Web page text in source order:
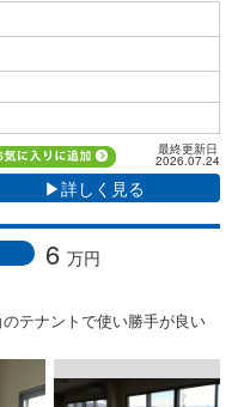
最終更新日
2026.07.24
▶詳しく見る
6 万円
テナントで使い勝手が良い